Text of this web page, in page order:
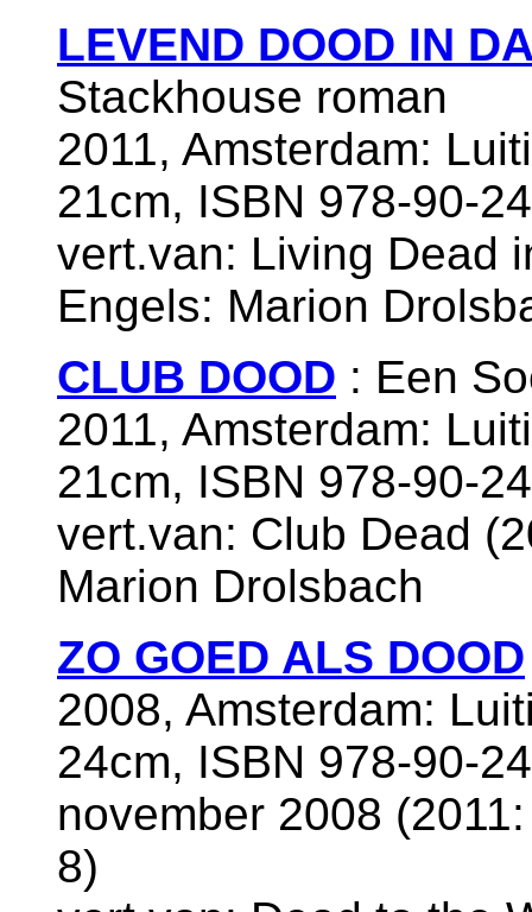
LEVEND DOOD IN
Stackhouse roman
2011, Amsterdam:
21cm, ISBN 978-90-
vert.van: Living Dead
Engels: Marion
CLUB DOOD : Een
2011, Amsterdam:
21cm, ISBN 978-90-
vert.van: Club Dead
Marion Drolsbach
ZO GOED ALS DOOD
2008, Amsterdam:
24cm, ISBN 978-90-
november 2008
8)